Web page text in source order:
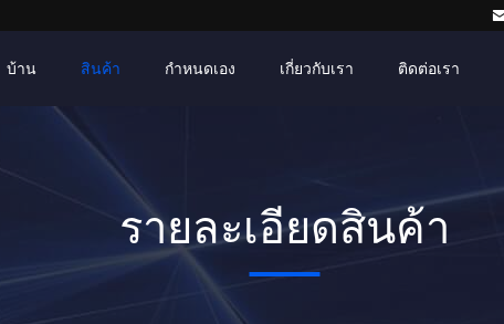
บ้าน สินค้า เกี่ยวกับเรา ติดต่อเรา
กำหนดเอง
รายละเอียดสินค้า